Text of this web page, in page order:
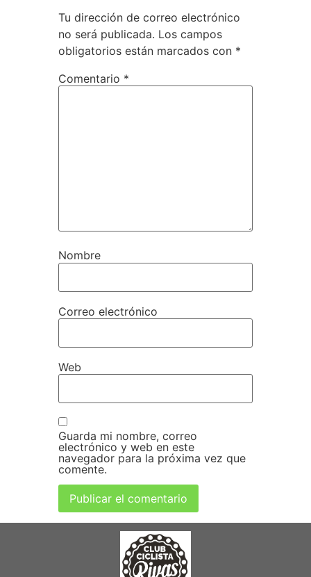
Tu dirección de correo electrónico
no será publicada. Los campos
obligatorios están marcados con *
Comentario *
Nombre
Correo electrónico
Web
Guarda mi nombre, correo
electrónico y web en este
navegador para la próxima vez que
comente.